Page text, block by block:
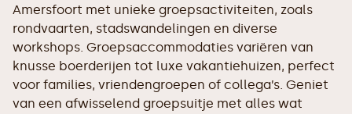
Amersfoort met unieke groepsactiviteiten, zoals
rondvaarten, stadswandelingen en diverse
workshops. Groepsaccommodaties variëren van
knusse boerderijen tot luxe vakantiehuizen, perfect
voor families, vriendengroepen of collega’s. Geniet
van een afwisselend groepsuitje met alles wat